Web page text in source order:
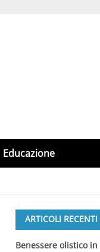
Educazione
ARTICOLI RECENTI
Benessere olistico